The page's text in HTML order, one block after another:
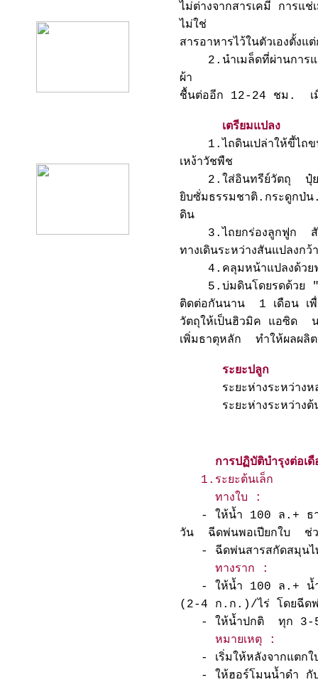
ไม่ต่างจากสารเคมี การแช่
ไม่ใช่
สารอาหารไว้ในตัวเองตั้งแ
2.นำเมล็ดที่ผ่านการแช่
ผ้า
ชื้นต่ออีก 12-24 ชม. เมื่อ
เตรียมแปลง
1.ไถดินเปล่าให้ขี้ไถขน
เหง้าวัชพืช
2.ใส่อินทรีย์วัตถุ ปุ๋ยค
ยิบซั่มธรรมชาติ.กระดูกป่น
ดิน
3.ไถยกร่องลูกฟูก สัน
ทางเดินระหว่างสันแปล
4.คลุมหน้าแปลงด้วยฟ
5.บ่มดินโดยรดด้วย "น้
ติดต่อกันนาน 1 เดือน เพื่อ
วัตถุให้เป็นฮิวมิค แอซิด น
เพิ่มธาตุหลัก ทำให้ผลผลิ
ระยะปลูก
ระยะห่างระห
ระยะห่างระหว่า
การปฏิบัติบำรุงต่อเดื
1.ระยะต้นเล็ก
ทางใบ :
- ให้น้ำ 100 ล.+ ธาตุ
วัน ฉีดพ่นพอเปียกใบ ช่ว
- ฉีดพ่นสารสกัดสมุน
ทางราก :
- ให้น้ำ 100 ล.+ น้ำห
(2-4 ก.ก.)/ไร่ โดยฉีดพ่
- ให้น้ำปกติ ทุก 3-
หมายเหตุ :
- เริ่มให้หลังจากแตกใ
- ให้ฮอร์โมนน้ำดำ กับ